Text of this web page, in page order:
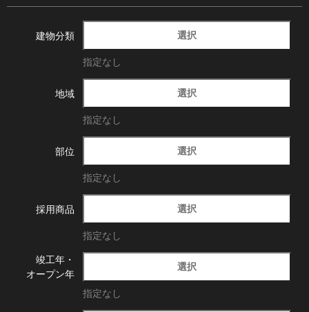
建物分類 選択
指定なし
地域 選択
指定なし
部位 選択
指定なし
採用商品 選択
指定なし
竣工年・
オープン年
選択
指定なし